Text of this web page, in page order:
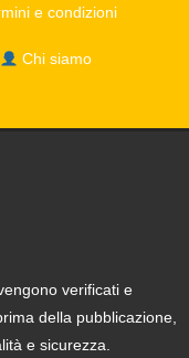
e condizioni
Chi siamo
verificati e
della pubblicazione,
e sicurezza.